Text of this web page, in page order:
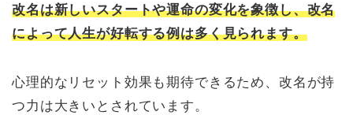
改名は新しいスタートや運命の変化を象徴し、改名
によって人生が好転する例は多く見られます。
心理的なリセット効果も期待できるため、改名が持
つ力は大きいとされています。